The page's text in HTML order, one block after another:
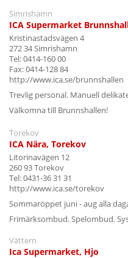
Simrishamn
ICA Supermarket
Kristinastadsvägen 4
272 34 Simrishamn
Tel: 0414-160 00
Fax: 0414-128 84
http://www.ica.se/brunnshallen
Trevlig personal. Manuell
Välkomna till Brunnshallen!
Torekov
ICA Nära, Torekov
Litorinavägen 12
260 93 Torekov
Tel: 0431-36 31 31
http://www.ica.se/torekov
Sommaröppet juni - aug alla
Frimärksombud. Spelombud.
Vättern
Ica Supermarket, Hjo